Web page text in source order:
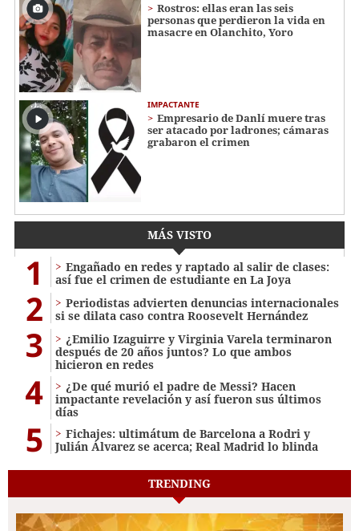
Rostros: ellas eran las seis
personas que perdieron la vida en
masacre en Olanchito, Yoro
IMPACTANTE
Empresario de Danlí muere tras
ser atacado por ladrones; cámaras
grabaron el crimen
MÁS VISTO
1
Engañado en redes y raptado al salir de clases:
así fue el crimen de estudiante en La Joya
2
Periodistas advierten denuncias internacionales
si se dilata caso contra Roosevelt Hernández
3
¿Emilio Izaguirre y Virginia Varela terminaron
después de 20 años juntos? Lo que ambos
hicieron en redes
4
¿De qué murió el padre de Messi? Hacen
impactante revelación y así fueron sus últimos
días
5
Fichajes: ultimátum de Barcelona a Rodri y
Julián Álvarez se acerca; Real Madrid lo blinda
TRENDING